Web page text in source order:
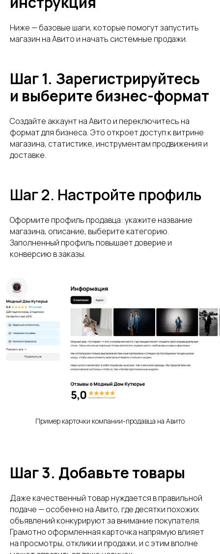
Ниже — базовые шаги, которые помогут запустить
магазин на Авито и начать системные продажи.
Шаг 1. Зарегистрируйтесь
и выберите бизнес-формат
Создайте аккаунт на Авито и переключитесь на
формат для бизнеса. Это откроет доступ к витрине
магазина, статистике, инструментам продвижения и
доставке.
Шаг 2. Настройте профиль
Оформите профиль продавца: укажите название
магазина, описание, выберите категорию.
Заполненный профиль повышает доверие и
конверсию в заказы.
Пример карточки компании-продавца на Авито
Шаг 3. Добавьте товары
Даже качественный товар нуждается в правильной
подаче — особенно на Авито, где десятки похожих
объявлений конкурируют за внимание покупателя.
Грамотно оформленная карточка напрямую влияет
на просмотры, отклики и продажи, и с этим вполне